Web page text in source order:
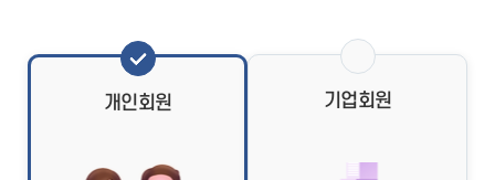
개인회원 기업회원